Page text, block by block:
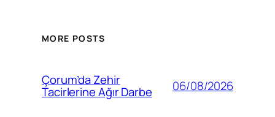
MORE POSTS
Çorum’da Zehir
Tacirlerine Ağır Darbe 06/08/2026